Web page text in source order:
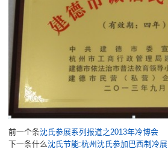
前一个条沈氏参展系列报道之2013年冷博会
下一条什么沈氏节能:杭州沈氏参加巴西制冷展